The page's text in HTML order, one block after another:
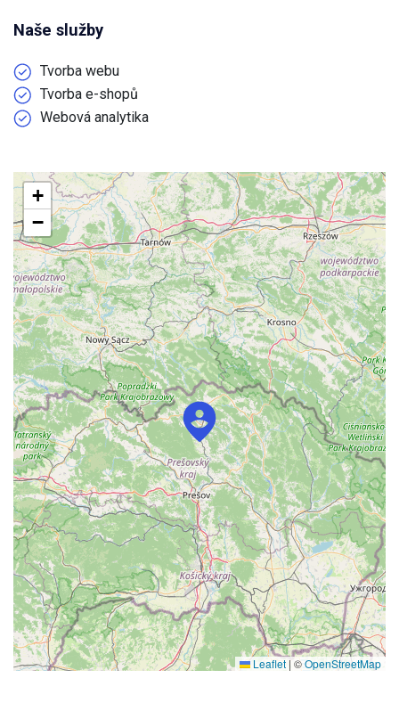
Naše služby
Tvorba webu
Tvorba e-shopů
Webová analytika
+
−
Leaflet | ©OpenStreetMap